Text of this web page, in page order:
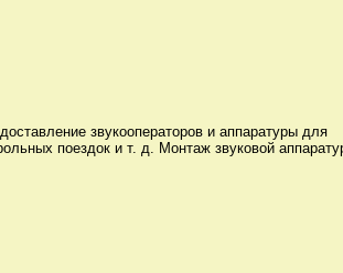
звукооператоров и аппаратуры для
поездок и т. д. Монтаж звуковой